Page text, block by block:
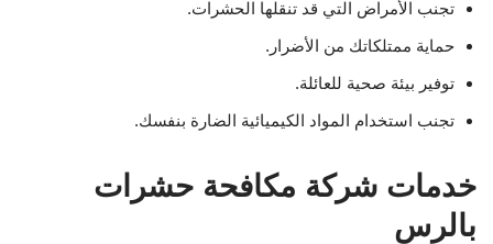
تجنب الأمراض التي قد تنقلها الحشرات.
حماية ممتلكاتك من الأضرار.
توفير بيئة صحية للعائلة.
تجنب استخدام المواد الكيميائية الضارة بنفسك.
خدمات شركة مكافحة حشرات
بالرس